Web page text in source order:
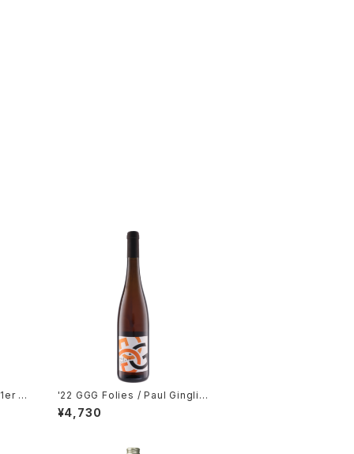
C
'22 GGG Folies / Paul Ginglin
ger
¥4,730